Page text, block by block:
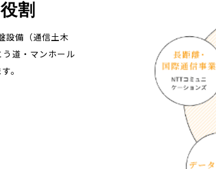
割
設備（通信土木
道・マンホール
。